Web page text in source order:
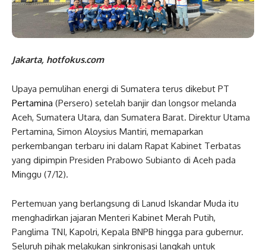
Jakarta, hotfokus.com
Upaya pemulihan energi di Sumatera terus dikebut PT
Pertamina (Persero) setelah banjir dan longsor melanda
Aceh, Sumatera Utara, dan Sumatera Barat. Direktur Utama
Pertamina, Simon Aloysius Mantiri, memaparkan
perkembangan terbaru ini dalam Rapat Kabinet Terbatas
yang dipimpin Presiden Prabowo Subianto di Aceh pada
Minggu (7/12).
Pertemuan yang berlangsung di Lanud Iskandar Muda itu
menghadirkan jajaran Menteri Kabinet Merah Putih,
Panglima TNI, Kapolri, Kepala BNPB hingga para gubernur.
Seluruh pihak melakukan sinkronisasi langkah untuk